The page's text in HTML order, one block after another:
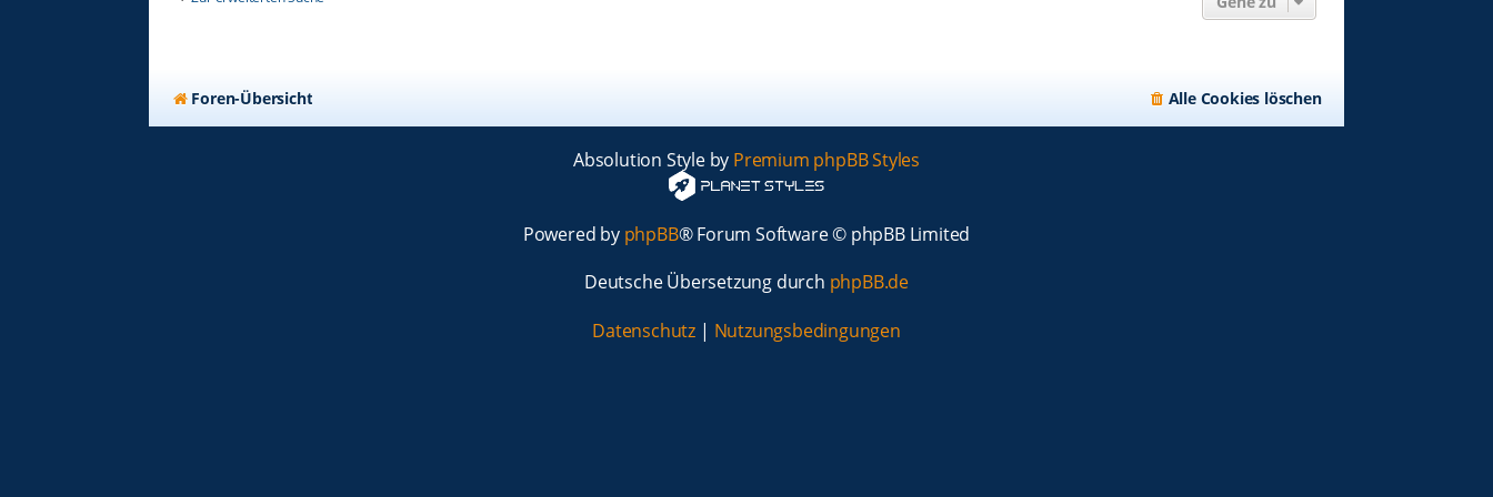
Foren-Übersicht Alle Cookies löschen
Absolution Style by Premium phpBB Styles
Powered by phpBB® Forum Software © phpBB Limited
Deutsche Übersetzung durch phpBB.de
Datenschutz | Nutzungsbedingungen